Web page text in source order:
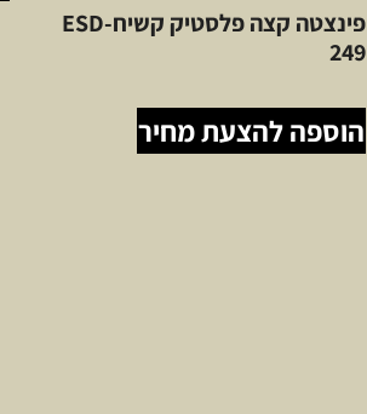
פינצטה קצה פלסטיק קשיחESD-
249
הוספה להצעת מחיר